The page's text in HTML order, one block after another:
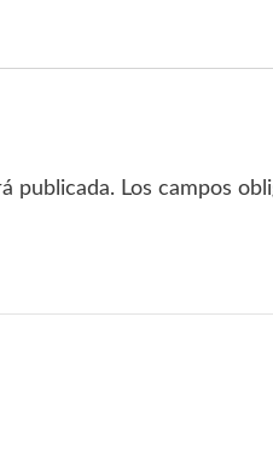
publicada. Los campos